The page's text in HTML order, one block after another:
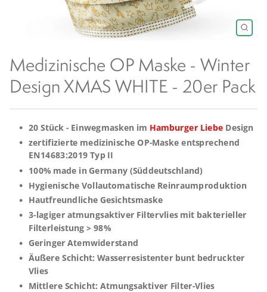
Medizinische OP Maske - Winter
Design XMAS WHITE - 20er Pack
20 Stück - Einwegmasken im Hamburger Liebe Design
zertifizierte medizinische OP-Maske entsprechend
EN14683:2019 Typ II
100% made in Germany (Süddeutschland)
Hygienische Vollautomatische Reinraumproduktion
Hautfreundliche Gesichtsmaske
3-lagiger atmungsaktiver Filtervlies mit bakterieller
Filterleistung > 98%
Geringer Atemwiderstand
Äußere Schicht: Wasserresistenter bunt bedruckter
Vlies
Mittlere Schicht: Atmungsaktiver Filter-Vlies